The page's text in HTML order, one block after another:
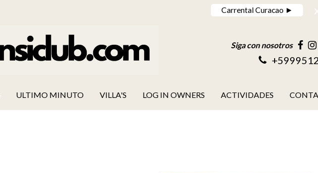
Carrental Curacao ►
Siga con nosotros
ULTIMO MINUTO VILLA'S LOG IN OWNERS ACTIVIDADES